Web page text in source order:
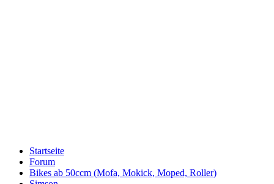
Startseite
Forum
Bikes ab 50ccm (Mofa, Mokick, Moped, Roller)